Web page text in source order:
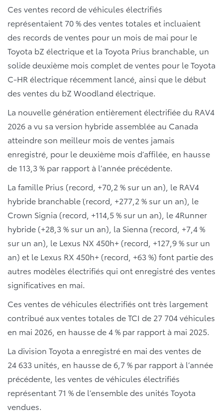
Ces ventes record de véhicules électrifiés
représentaient 70 % des ventes totales et incluaient
des records de ventes pour un mois de mai pour le
Toyota bZ électrique et la Toyota Prius branchable, un
solide deuxième mois complet de ventes pour le Toyota
C-HR électrique récemment lancé, ainsi que le début
des ventes du bZ Woodland électrique.
La nouvelle génération entièrement électrifiée du RAV4
2026 a vu sa version hybride assemblée au Canada
atteindre son meilleur mois de ventes jamais
enregistré, pour le deuxième mois d’affilée, en hausse
de 113,3 % par rapport à l’année précédente.
La famille Prius (record, +70,2 % sur un an), le RAV4
hybride branchable (record, +277,2 % sur un an), le
Crown Signia (record, +114,5 % sur un an), le 4Runner
hybride (+28,3 % sur un an), la Sienna (record, +7,4 %
sur un an), le Lexus NX 450h+ (record, +127,9 % sur un
an) et le Lexus RX 450h+ (record, +63 %) font partie des
autres modèles électrifiés qui ont enregistré des ventes
significatives en mai.
Ces ventes de véhicules électrifiés ont très largement
contribué aux ventes totales de TCI de 27 704 véhicules
en mai 2026, en hausse de 4 % par rapport à mai 2025.
La division Toyota a enregistré en mai des ventes de
24 633 unités, en hausse de 6,7 % par rapport à l’année
précédente, les ventes de véhicules électrifiés
représentant 71 % de l’ensemble des unités Toyota
vendues.